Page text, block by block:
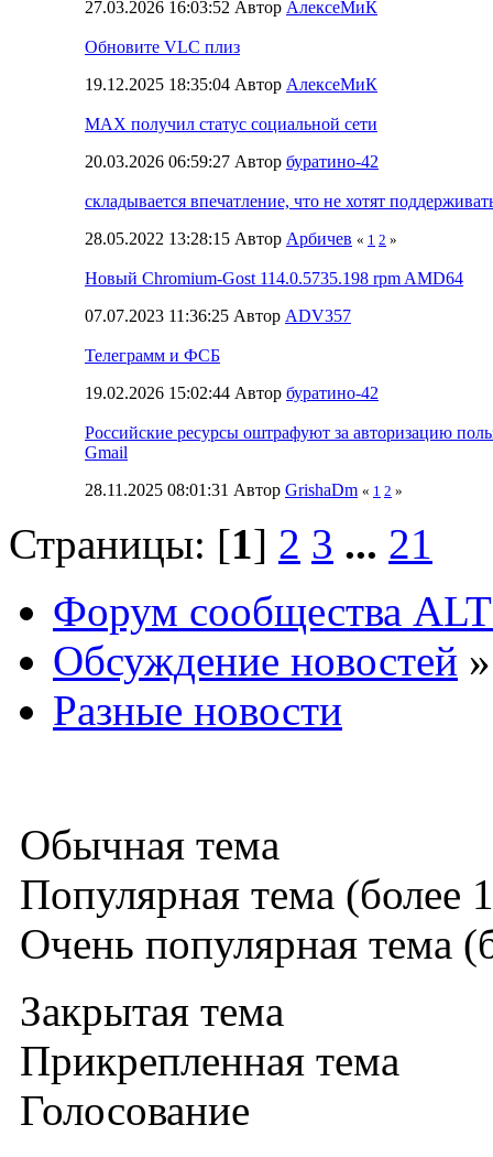
27.03.2026 16:03:52 Автор АлексеМиК
Обновите VLC плиз
19.12.2025 18:35:04 Автор АлексеМиК
МАХ получил статус социальной сети
20.03.2026 06:59:27 Автор буратино-42
складывается впечатление, что не хотят
28.05.2022 13:28:15 Автор Арбичев « 1 2 »
Новый Chromium-Gost 114.0.5735.198 rpm AMD64
07.07.2023 11:36:25 Автор ADV357
Телеграмм и ФСБ
19.02.2026 15:02:44 Автор буратино-42
Российские ресурсы оштрафуют за авторизацию
Gmail
28.11.2025 08:01:31 Автор GrishaDm « 1 2 »
Страницы: [1] 2 3 ... 21
Форум сообщества
Обсуждение новостей »
Разные новости
Обычная тема
Популярная тема (более
Очень популярная тема
Закрытая тема
Прикрепленная тема
Голосование